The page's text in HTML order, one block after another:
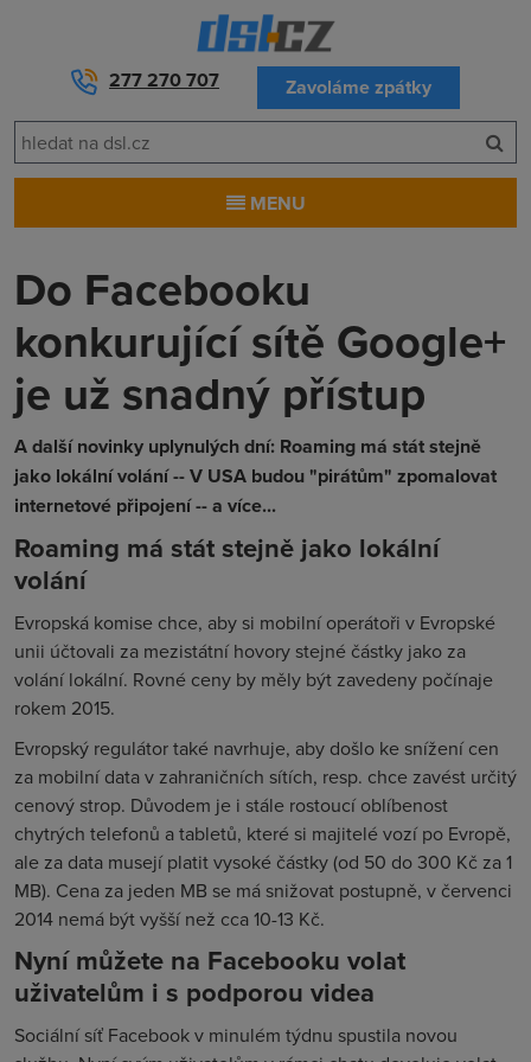
277 270 707 Zavoláme zpátky
MENU
Do Facebooku
konkurující sítě Google+
je už snadný přístup
A další novinky uplynulých dní: Roaming má stát stejně
jako lokální volání -- V USA budou "pirátům" zpomalovat
internetové připojení -- a více...
Roaming má stát stejně jako lokální
volání
Evropská komise chce, aby si mobilní operátoři v Evropské
unii účtovali za mezistátní hovory stejné částky jako za
volání lokální. Rovné ceny by měly být zavedeny počínaje
rokem 2015.
Evropský regulátor také navrhuje, aby došlo ke snížení cen
za mobilní data v zahraničních sítích, resp. chce zavést určitý
cenový strop. Důvodem je i stále rostoucí oblíbenost
chytrých telefonů a tabletů, které si majitelé vozí po Evropě,
ale za data musejí platit vysoké částky (od 50 do 300 Kč za 1
MB). Cena za jeden MB se má snižovat postupně, v červenci
2014 nemá být vyšší než cca 10-13 Kč.
Nyní můžete na Facebooku volat
uživatelům i s podporou videa
Sociální síť Facebook v minulém týdnu spustila novou